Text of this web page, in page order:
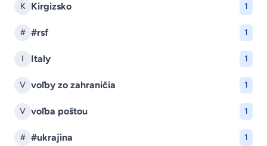
K Kirgizsko 1
# #rsf 1
I Italy 1
V voľby zo zahraničia 1
V voľba poštou 1
# #ukrajina 1